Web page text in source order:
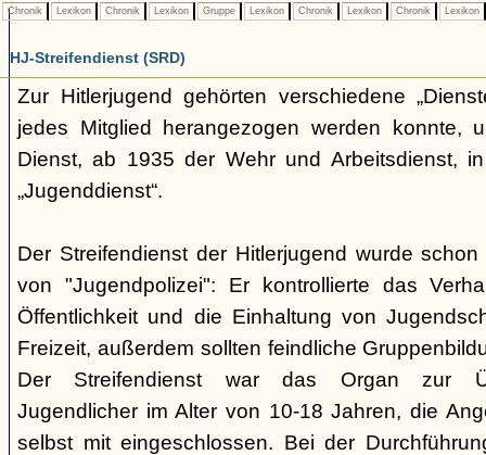
Chronik Lexikon Chronik Lexikon Gruppe Lexikon Chronik Lexikon Chronik Lexikon
HJ-Streifendienst (SRD)
Zur Hitlerjugend gehörten verschiedene
jedes Mitglied herangezogen werden konnte,
Dienst, ab 1935 der Wehr und Arbeitsdienst,
„Jugenddienst“.
Der Streifendienst der Hitlerjugend wurde
von "Jugendpolizei": Er kontrollierte das
Öffentlichkeit und die Einhaltung von
Freizeit, außerdem sollten feindliche
Der Streifendienst war das Organ zur
Jugendlicher im Alter von 10-18 Jahren, die
selbst mit eingeschlossen. Bei der